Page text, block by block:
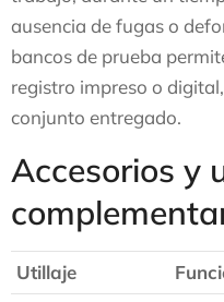
ausencia de fugas o
bancos de prueba
registro impreso o
conjunto entregado.
Accesorios y
Utillaje